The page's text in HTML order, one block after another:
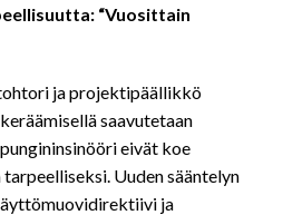
“Vuosittain
ja projektipäällikkö
saavutetaan
eivät koe
Uuden sääntelyn
ja